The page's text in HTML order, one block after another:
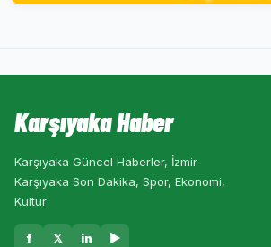
Karşıyaka Haber
Karşıyaka Güncel Haberler, İzmir
Karşıyaka Son Dakika, Spor, Ekonomi,
Kültür
f 𝕏 in ▶